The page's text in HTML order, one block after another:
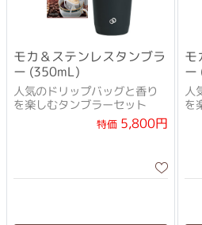
モカ＆ステンレスタンブラ
ー (350mL)
人気のドリップバッグと香り
を楽しむタンブラーセット
特価5,800円
モ
ー
人
を